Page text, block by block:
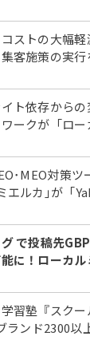
数を約3倍に
ストの大幅軽
客施策の実行
エルカ」活用
ト依存からの
ークが「ロー
･MEO対策ツ
エルカ｣が「
ース
で投稿先
に！ローカル
習塾『スクー
ランド2300以